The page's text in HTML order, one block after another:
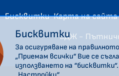
Бисквитки Карта на сайта
“БДЖ -
Бисквитки
За осигуряване на
„Приемам всички“ Вие се
използването на